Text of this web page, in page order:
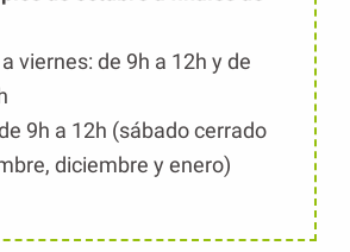
viernes: de 9h a 12h y de
9h a 12h (sábado cerrado
diciembre y enero)